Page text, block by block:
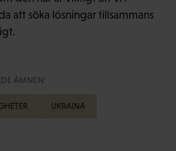
att söka lösningar tillsammans
ÄMNEN:
UKRAINA